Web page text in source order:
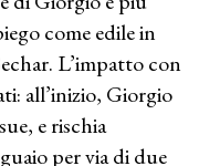
come edile in
L’impatto con
all’inizio, Giorgio
e rischia
per via di due